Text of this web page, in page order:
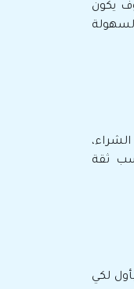
يكون
ثقة
لكي